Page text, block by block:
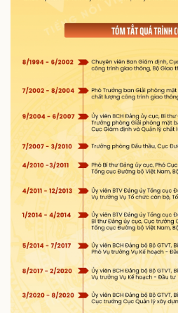
Vụ án
Tư vấn luật
Thể thao
Bóng đá
Lịch thi đấu bóng đá
Thế giới thể thao
eSports
Ô
Doanh nghiệp
Thông tin doanh nghiệp